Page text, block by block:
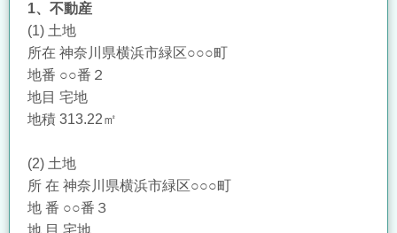
1、不動産
(1) 土地
所在 神奈川県横浜市緑区○○○町
地番 ○○番２
地目 宅地
地積 313.22㎡
(2) 土地
所 在 神奈川県横浜市緑区○○○町
地 番 ○○番３
地 目 宅地